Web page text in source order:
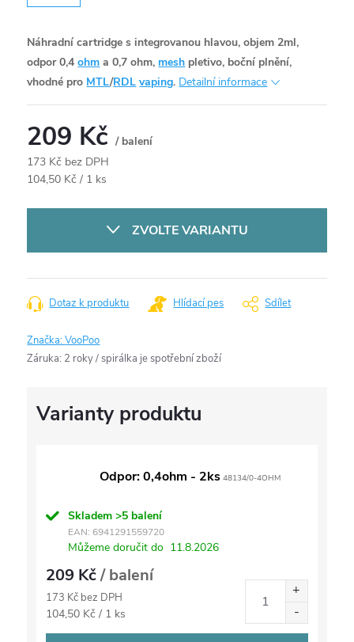
Náhradní cartridge s integrovanou hlavou, objem 2ml,
odpor 0,4ohm a 0,7 ohm, mesh pletivo, boční plnění,
vhodné pro MTL/RDL vaping. Detailní informace
209 Kč/ balení
173 Kč bez DPH
Měrná
104,50 Kč / 1 ks
ZVOLTE VARIANTU
Dotaz k produktu Hlídací pes Sdílet
Značka:VooPoo
Záruka: 2 roky / spirálka je spotřební zboží
Odpor: 0,4ohm - 2ks 48134/0-4OHM
Skladem>5 balení
EAN: 6941291559720
Můžeme doručit do 11.8.2026
209 Kč/ balení
173 Kč bez DPH
Měrná
cena:
104,50 Kč / 1 ks